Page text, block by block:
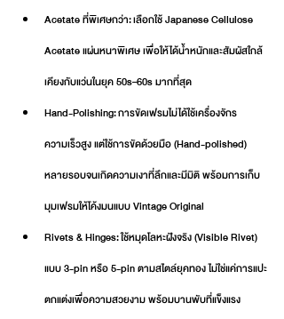
Acetate ที่พิเศษกว่า: เลือกใช้ Japanese Cellulose
Acetate แผ่นหนาพิเศษ เพื่อให้ได้น้ำหนักและสัมผัสใกล้
เคียงกับแว่นในยุค 50s–60s มากที่สุด
Hand-Polishing: การขัดเฟรมไม่ได้ใช้เครื่องจักร
ความเร็วสูง แต่ใช้การขัดด้วยมือ (Hand-polished)
หลายรอบจนเกิดความเงาที่ลึกและมีมิติ พร้อมการเก็บ
มุมเฟรมให้โค้งมนแบบ Vintage Original
Rivets & Hinges: ใช้หมุดโลหะฝังจริง (Visible Rivet)
แบบ 3-pin หรือ 5-pin ตามสไตล์ยุคทอง ไม่ใช่แค่การแปะ
ตกแต่งเพื่อความสวยงาม พร้อมบานพับที่แข็งแรง